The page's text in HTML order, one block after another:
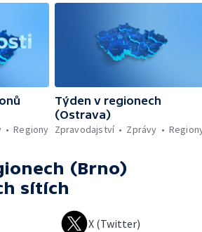
Regiony
Týden v regionech
(Ostrava)
Zpravodajství
Zprávy
(Brno)
sítích
X (Twitter)